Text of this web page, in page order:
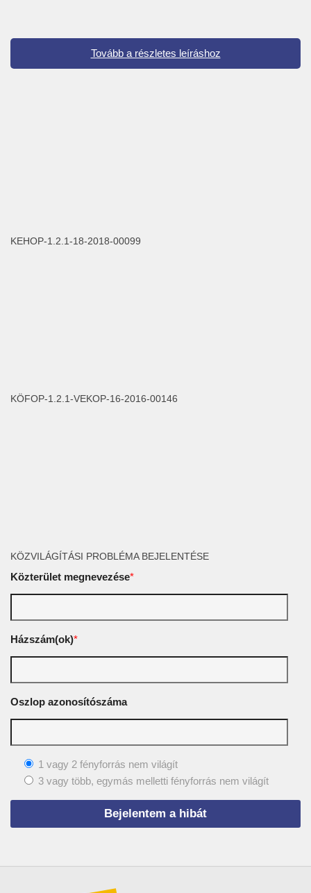
Tovább a részletes leíráshoz
KEHOP-1.2.1-18-2018-00099
KÖFOP-1.2.1-VEKOP-16-2016-00146
KÖZVILÁGÍTÁSI PROBLÉMA BEJELENTÉSE
Közterület megnevezése*
Házszám(ok)*
Oszlop azonosítószáma
1 vagy 2 fényforrás nem világít
3 vagy több, egymás melletti fényforrás nem világít